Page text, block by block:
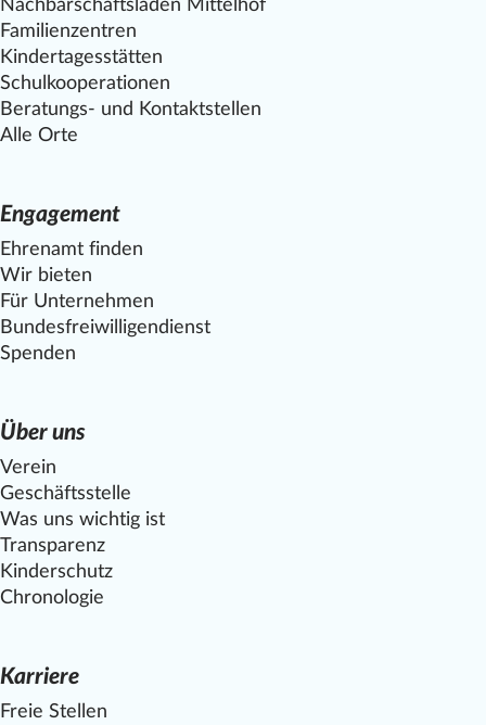
Nachbarschaftsladen Mittelhof
Familienzentren
Kindertagesstätten
Schulkooperationen
Beratungs- und Kontaktstellen
Alle Orte
Engagement
Ehrenamt finden
Wir bieten
Für Unternehmen
Bundesfreiwilligendienst
Spenden
Über uns
Verein
Geschäftsstelle
Was uns wichtig ist
Transparenz
Kinderschutz
Chronologie
Karriere
Freie Stellen